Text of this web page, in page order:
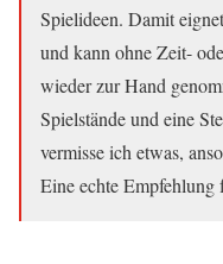
Spielideen. Damit
und kann ohne Zeit-
wieder zur Hand
Spielstände und eine
vermisse ich etwas,
Eine echte Empfehlung